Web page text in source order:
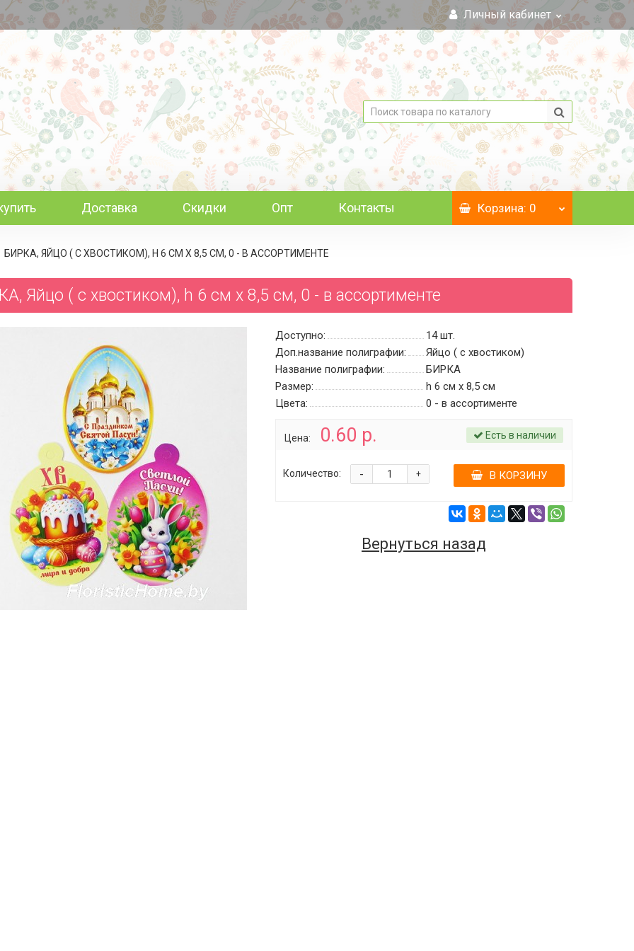
Личный кабинет
Доставка Скидки Опт Контакты Корзина: 0
БИРКА, ЯЙЦО ( С ХВОСТИКОМ), H 6 СМ Х 8,5 СМ, 0 - В АССОРТИМЕНТЕ
Яйцо ( с хвостиком), h 6 см х 8,5 см, 0 - в ассортименте
Доступно: 14шт.
Доп.название полиграфии:
Яйцо ( с хвостиком)
Название полиграфии:
БИРКА
Размер:
h 6 см х 8,5 см
Цвета:
0 - в ассортименте
Цена: 0.60 р. Есть в наличии
Количество: +
- В КОРЗИНУ
Вернуться назад